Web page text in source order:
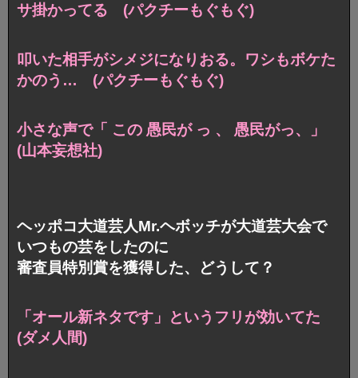
サ掛かってる (パクチーもぐもぐ)
叩いた相手がシメジになりおる。ワシもボケた
かのう… (パクチーもぐもぐ)
小さな声で「 この 愚民が っ 、 愚民がっ、」
(山本妄想社)
ヘッポコ大道芸人Mr.ヘボッチが大道芸大会で
いつもの芸をしたのに
審査員特別賞を獲得した、どうして？
「オール新ネタです」というフリが効いてた
(ダメ人間)